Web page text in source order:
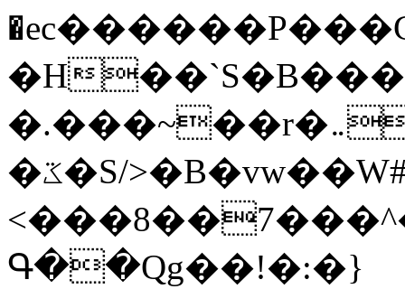
�H
�.���~��r�޼�}�܅�mؕWu���K}
�ػ�S/>�B�vw��W#�I��*]\W��)Ħ�1��fC}
Գ��Qg��!�:�}